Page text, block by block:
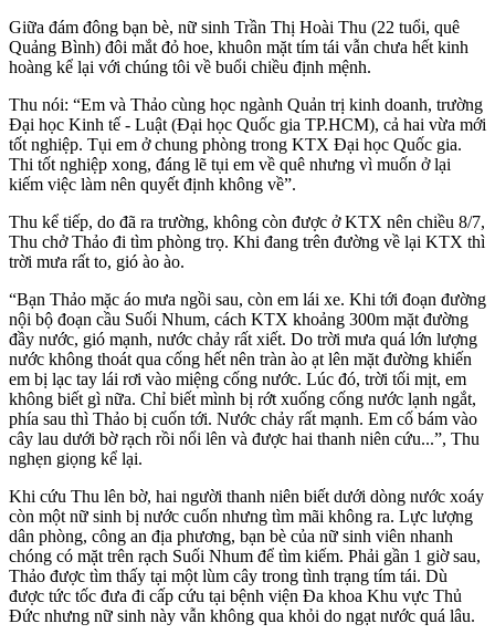
Giữa đám đông bạn bè, nữ sinh Trần Thị Hoài Thu (22 tuổi, quê
Quảng Bình) đôi mắt đỏ hoe, khuôn mặt tím tái vẫn chưa hết kinh
hoàng kể lại với chúng tôi về buổi chiều định mệnh.
Thu nói: “Em và Thảo cùng học ngành Quản trị kinh doanh, trường
Đại học Kinh tế - Luật (Đại học Quốc gia TP.HCM), cả hai vừa mới
tốt nghiệp. Tụi em ở chung phòng trong KTX Đại học Quốc gia.
Thi tốt nghiệp xong, đáng lẽ tụi em về quê nhưng vì muốn ở lại
kiếm việc làm nên quyết định không về”.
Thu kể tiếp, do đã ra trường, không còn được ở KTX nên chiều 8/7,
Thu chở Thảo đi tìm phòng trọ. Khi đang trên đường về lại KTX thì
trời mưa rất to, gió ào ào.
“Bạn Thảo mặc áo mưa ngồi sau, còn em lái xe. Khi tới đoạn đường
nội bộ đoạn cầu Suối Nhum, cách KTX khoảng 300m mặt đường
đầy nước, gió mạnh, nước chảy rất xiết. Do trời mưa quá lớn lượng
nước không thoát qua cống hết nên tràn ào ạt lên mặt đường khiến
em bị lạc tay lái rơi vào miệng cống nước. Lúc đó, trời tối mịt, em
không biết gì nữa. Chỉ biết mình bị rớt xuống cống nước lạnh ngắt,
phía sau thì Thảo bị cuốn tới. Nước chảy rất mạnh. Em cố bám vào
cây lau dưới bờ rạch rồi nổi lên và được hai thanh niên cứu...”, Thu
nghẹn giọng kể lại.
Khi cứu Thu lên bờ, hai người thanh niên biết dưới dòng nước xoáy
còn một nữ sinh bị nước cuốn nhưng tìm mãi không ra. Lực lượng
dân phòng, công an địa phương, bạn bè của nữ sinh viên nhanh
chóng có mặt trên rạch Suối Nhum để tìm kiếm. Phải gần 1 giờ sau,
Thảo được tìm thấy tại một lùm cây trong tình trạng tím tái. Dù
được tức tốc đưa đi cấp cứu tại bệnh viện Đa khoa Khu vực Thủ
Đức nhưng nữ sinh này vẫn không qua khỏi do ngạt nước quá lâu.